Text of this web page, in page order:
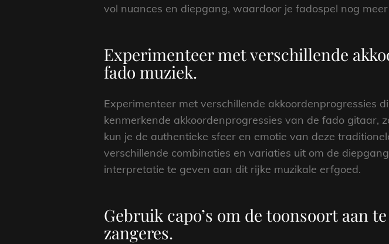
vol nuances en diepgang, waardoor je fadospel nog
Experimenteer met verschillende
fado muziek.
Experimenteer met verschillende akkoordenprogressies
kenmerkende akkoordenprogressies van de fado gitaar,
kun je de authentieke sfeer en emotie van deze
verschillende combinaties en variaties uit om de
interpretatie te geven aan dit rijke muzikale erfgoed.
Gebruik capo’s om de toonsoort aan
zangeres.